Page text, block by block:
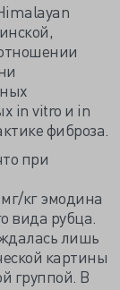
in vitro и in
фиброза.
при
кг эмодина
вида рубца.
лишь
картины
группой. В